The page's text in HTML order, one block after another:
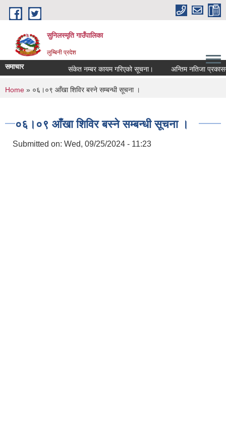
Skip to main content
सुनिलस्मृति गाउँपालिका
लुम्बिनी प्रदेश
समाचार संकेत नम्बर कायम गरिएको सूचना। अन्तिम नतिजा प्रकासन
You are here
Home » ०६।०९ आँखा शिविर बस्ने सम्बन्धी सूचना ।
०६।०९ आँखा शिविर बस्ने सम्बन्धी सूचना ।
Submitted on: Wed, 09/25/2024 - 11:23